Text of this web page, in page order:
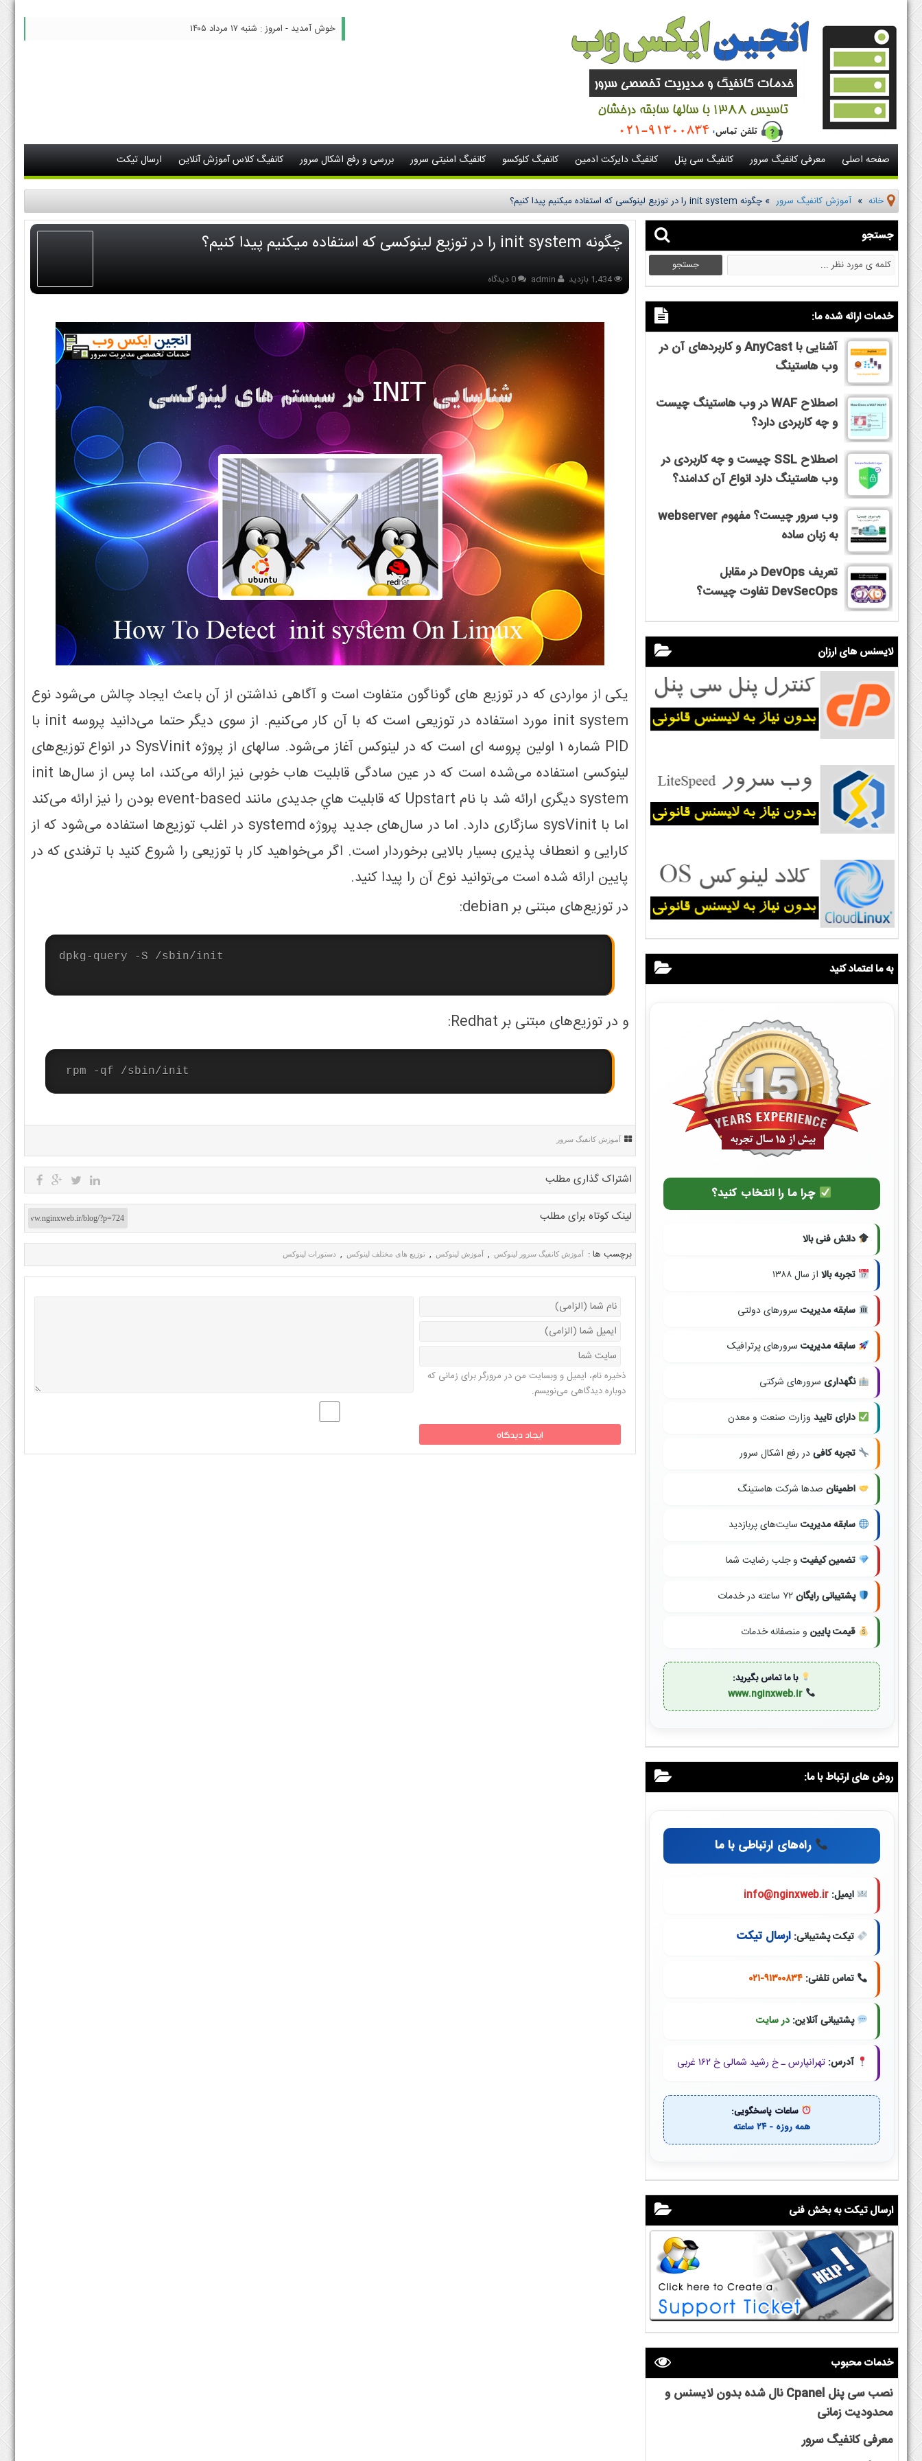
خوش آمدید - امروز : شنبه ۱۷ مرداد ۱۴۰۵
صفحه اصلی معرفی کانفیگ سرور کانفیگ سی پنل کانفیگ دایرکت ادمین کانفیگ کلوکسو کانفیگ امنیتی سرور بررسی و رفع اشکال سرور کانفیگ کلاس آموزش آنلاین ارسال تیکت
خانه » آموزش کانفیگ سرور »چگونه init system را در توزیع لینوکسی که استفاده میکنیم پیدا کنیم؟
چگونه init system را در توزیع لینوکسی که استفاده میکنیم پیدا کنیم؟
1,434 بازدید admin 0 دیدگاه
یکی از مواردی که در توزیع های گوناگون متفاوت است و آگاهی نداشتن از آن باعث ایجاد چالش می‌شود نوع
init system مورد استفاده در توزیعی است که با آن کار می‌کنیم. از سوی دیگر حتما می‌دانید پروسه init با
PID شماره ۱ اولین پروسه ای است که در لینوکس آغاز می‌شود. سالهای از پروژه SysVinit در انواع توزیع‌های
لینوکسی استفاده می‌شده است که در عین سادگی قابلیت هاب خوبی نیز ارائه می‌کند، اما پس از سال‌ها init
system دیگری ارائه شد با نام Upstart که قابليت هاي جدیدی مانند event-based بودن را نیز ارائه می‌کند
اما با sysVinit سازگاری دارد. اما در سال‌های جدید پروژه systemd در اغلب توزیع‌ها استفاده می‌شود که از
کارایی و انعطاف پذیری بسیار بالایی برخوردار است. اگر می‌خواهید کار با توزیعی را شروع کنید با ترفندی که در
پایین ارائه شده است می‌توانید نوع آن را پیدا کنید.
در توزیع‌های مبتنی بر debian:
dpkg-query -S /sbin/init
و در توزیع‌های مبتنی بر Redhat:
rpm -qf /sbin/init
آموزش کانفیگ سرور
اشتراک گذاری مطلب
لینک کوتاه برای مطلب
برچسب ها : آموزش کانفیگ سرور لینوکس , آموزش لینوکس , توزیع های مختلف لینوکس , دستورات لینوکس
ذخیره نام، ایمیل و وبسایت من در مرورگر برای زمانی که
دوباره دیدگاهی می‌نویسم.
جستجو
خدمات ارائه شده ما:
آشنایی با AnyCast و کاربردهای آن در
وب هاستینگ
اصطلاح WAF در وب هاستینگ چیست
و چه کاربردی دارد؟
اصطلاح SSL چیست و چه کاربردی در
وب هاستینگ دارد انواع آن کدامند؟
وب سرور چیست؟ مفهوم webserver
به زبان ساده
تعریف DevOps در مقابل
DevSecOps تفاوت چیست؟
لایسنس های ارزان
به ما اعتماد کنید
چرا ما را انتخاب کنید؟
دانش فنی بالا
تجربه بالا از سال ۱۳۸۸
سابقه مدیریت سرورهای دولتی
سابقه مدیریت سرورهای پرترافیک
نگهداری سرورهای شرکتی
دارای تایید وزارت صنعت و معدن
تجربه کافیدر رفع اشکال سرور
اطمینان صدها شرکت هاستینگ
سابقه مدیریت سایت‌های پربازدید
تضمین کیفیت و جلب رضایت شما
پشتیبانی رایگان۷۲ ساعته در خدمات
قیمت پایین و منصفانه خدمات
با ما تماس بگیرید:
www.nginxweb.ir
روش های ارتباط با ما:
راه‌های ارتباطی با ما
ایمیل: info@nginxweb.ir
تیکت پشتیبانی: ارسال تیکت
تماس تلفنی: ۰۲۱-۹۱۳۰۰۸۳۴
پشتیبانی آنلاین: در سایت
آدرس: تهرانپارس ـ خ رشید شمالی خ ۱۶۲ غربی
ساعات پاسخگویی:
همه روزه - ۲۴ ساعته
ارسال تیکت به بخش فنی
خدمات محبوب
نصب سی پنل Cpanel نال شده بدون لایسنس و
محدودیت زمانی
معرفی کانفیگ سرور